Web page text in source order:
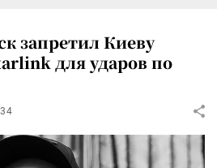
запретил Киеву
для ударов по
34